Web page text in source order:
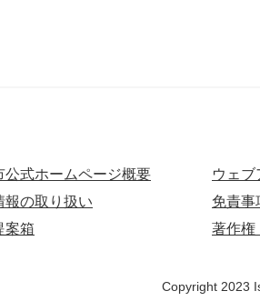
公式ホームページ概要
ウェ
報の取り扱い
免責事
案箱
著作権
Copyright 2023